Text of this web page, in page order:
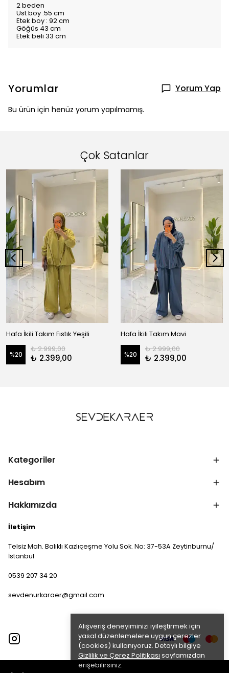
Alışveriş deneyiminizi iyileştirmek için
yasal düzenlemelere uygun çerezler
(cookies) kullanıyoruz. Detaylı bilgiye
Gizlilik ve Çerez Politikası sayfamızdan
erişebilirsiniz.
2 beden
Üst boy :55 cm
Etek boy : 92 cm
Göğüs 43 cm
Etek beli 33 cm
Yorumlar Yorum Yap
Bu ürün için henüz yorum yapılmamış.
Çok Satanlar
Hafa İkili Takım Fıstık Yeşili
%20
₺ 2.999,00
₺ 2.399,00
Hafa İkili Takım Mavi
%20
₺ 2.999,00
₺ 2.399,00
Kategoriler
Hesabım
Hakkımızda
İletişim
Telsiz Mah. Balıklı Kazlıçeşme Yolu Sok. No: 37-53A Zeytinburnu/
İstanbul
0539 207 34 20
sevdenurkaraer@gmail.com